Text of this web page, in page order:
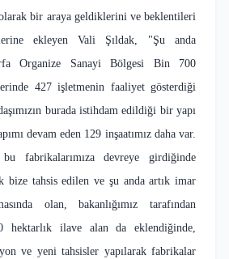
bir araya geldiklerini ve beklentileri
ekleyen Vali Şıldak, "Şu anda
Organize Sanayi Bölgesi Bin 700
427 işletmenin faaliyet gösterdiği
burada istihdam edildiği bir yapı
devam eden 129 inşaatımız daha var.
fabrikalarımıza devreye girdiğinde
bize tahsis edilen ve şu anda artık imar
olan, bakanlığımız tarafından
hektarlık ilave alan da eklendiğinde,
ve yeni tahsisler yapılarak fabrikalar